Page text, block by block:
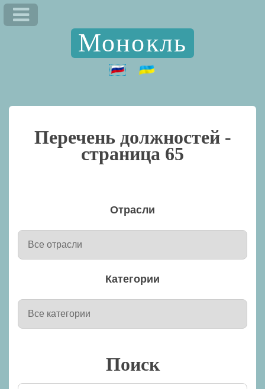
Монокль
Перечень должностей -
страница 65
Отрасли
Категории
Поиск